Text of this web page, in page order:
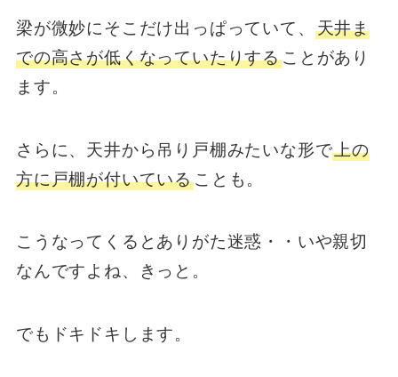
梁が微妙にそこだけ出っぱっていて、 天井ま
での高さが低くなっていたりすることがあり
ます。
さらに、天井から吊り戸棚みたいな形で上の
方に戸棚が付いていることも。
こうなってくるとありがた迷惑・・いや親切
なんですよね、きっと。
でもドキドキします。